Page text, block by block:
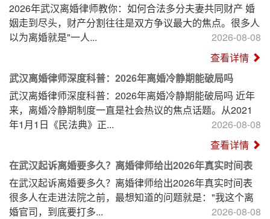
2026年武汉离婚律师教你：如何合法多分夫妻共同财产 婚
姻走到尽头，财产分割往往是双方争议最大的焦点。很多人
以为离婚就是"一人...
2026-08-08
查看详情
武汉离婚律师深度科普：2026年离婚冷静期能破局吗
武汉离婚律师深度科普：2026年离婚冷静期能破局吗 近年
来，离婚冷静期制度一直是社会热议的焦点话题。从2021
年1月1日《民法典》正...
2026-08-08
查看详情
在武汉起诉离婚要多久？离婚律师给出2026年真实时间表
在武汉起诉离婚要多久？离婚律师给出2026年真实时间表
很多人在走进法院之前，最想知道的问题就是："我这个离
婚官司，到底要打多...
2026-08-08